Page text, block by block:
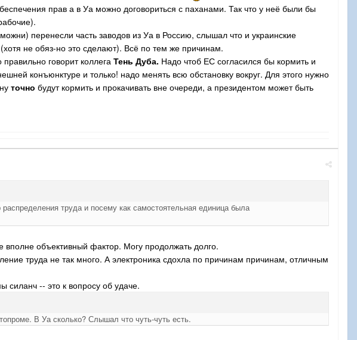
прав а в Уа можно договориться с паханами. Так что у неё были бы
перенесли часть заводов из Уа в Россию, слышал что и украинские
не обяз-но это сделают). Всё по тем же причинам.
говорит коллега Тень Дуба. Надо чтоб ЕС согласился бы кормить и
конъюнктуре и только! надо менять всю обстановку вокруг. Для этого нужно
точно будут кормить и прокачивать вне очереди, а президентом может быть
труда и посему как самостоятельная единица была
объективный фактор. Могу продолжать долго.
труда не так много. А электроника сдохла по причинам причинам, отличным
силанч -- это к вопросу об удаче.
В Уа сколько? Слышал что чуть-чуть есть.